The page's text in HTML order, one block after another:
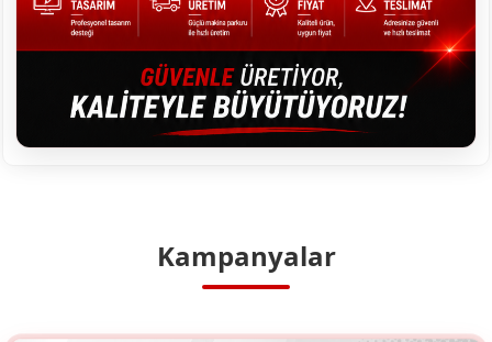
Kampanyalar